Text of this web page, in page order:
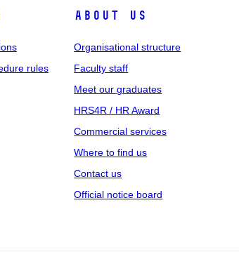
rules
About us
Organisational structure
Faculty staff
Meet our graduates
HRS4R / HR Award
Commercial services
Where to find us
Contact us
Official notice board